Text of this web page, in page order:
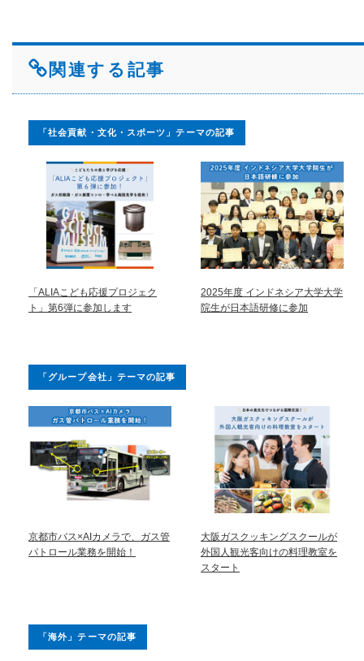
関連する記事
「社会貢献・文化・スポーツ」テーマの記事
「ALIAこども応援プロジェク
ト」第6弾に参加します
2025年度 インドネシア大学大学
院生が日本語研修に参加
「グループ会社」テーマの記事
京都市バス×AIカメラで、ガス管
パトロール業務を開始！
大阪ガスクッキングスクールが
外国人観光客向けの料理教室を
スタート
「海外」テーマの記事